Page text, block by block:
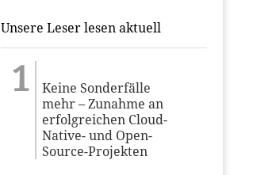
Unsere Leser lesen aktuell
Keine Sonderfälle
mehr – Zunahme an
erfolgreichen Cloud-
Native- und Open-
Source-Projekten